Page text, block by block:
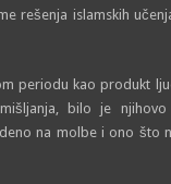
rešenja islamskih
periodu kao produkt
bilo je
na molbe i ono što